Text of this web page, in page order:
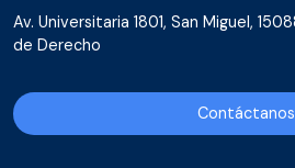
Av. Universitaria 1801, San Miguel,
de Derecho
Contáctanos